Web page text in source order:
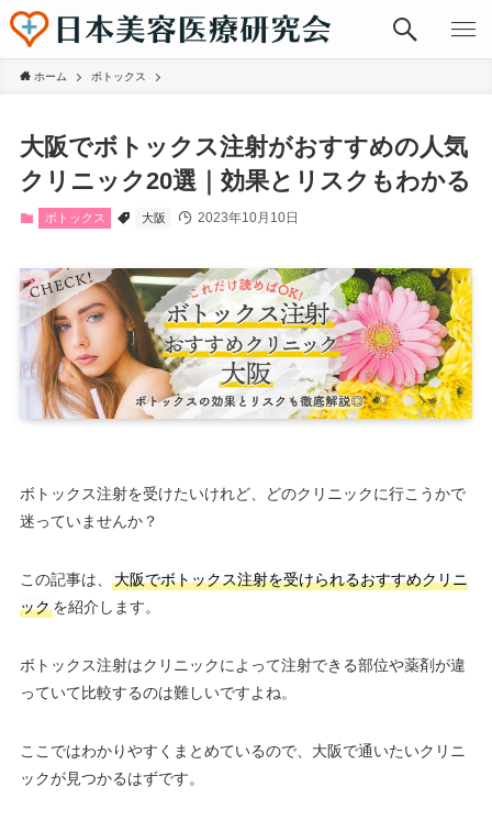
ホーム ボトックス
大阪でボトックス注射がおすすめの人気
クリニック20選｜効果とリスクもわかる
ボトックス 大阪 2023年10月10日
ボトックス注射を受けたいけれど、どのクリニックに行こうかで
迷っていませんか？
この記事は、
大阪でボトックス注射を受けられるおすすめクリニ
ックを紹介します。
ボトックス注射はクリニックによって注射できる部位や薬剤が違
っていて比較するのは難しいですよね。
ここではわかりやすくまとめているので、大阪で通いたいクリニ
ックが見つかるはずです。